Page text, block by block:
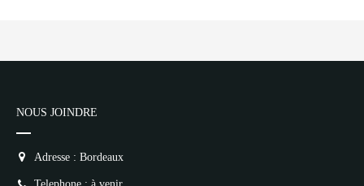
NOUS JOINDRE
Adresse : Bordeaux